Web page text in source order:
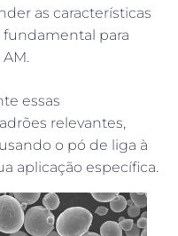
as características
fundamental para
essas
relevantes,
o pó de liga à
aplicação específica.